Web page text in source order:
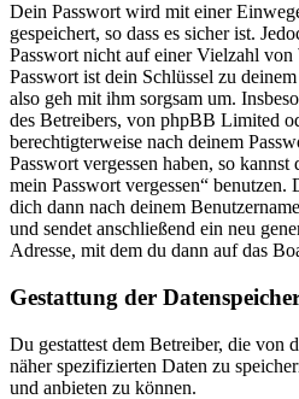
Dein Passwort wird mit einer
gespeichert, so dass es sicher ist.
Passwort nicht auf einer Vielzahl
Passwort ist dein Schlüssel zu
also geh mit ihm sorgsam um.
des Betreibers, von phpBB Limited
berechtigterweise nach deinem
Passwort vergessen haben, so
mein Passwort vergessen“
dich dann nach deinem
und sendet anschließend ein neu
Adresse, mit dem du dann auf das
Gestattung der
Du gestattest dem Betreiber, die von
näher spezifizierten Daten zu
und anbieten zu können.